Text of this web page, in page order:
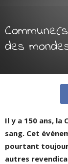
des
Il y a 150 ans, la
sang. Cet
pourtant
autres